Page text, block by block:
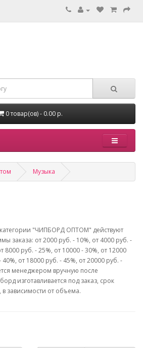
0 товар(ов) - 0.00 р.
Музыка
"ЧИПБОРД ОПТОМ" действуют
заказа: от 2000 руб. - 10%, от 4000 руб. -
8000 руб. - 25%, от 10000 - 30%, от 12000
от 18000 руб. - 45%, от 20000 руб. -
менеджером вручную после
изготавливается под заказ, срок
в зависимости от объема.